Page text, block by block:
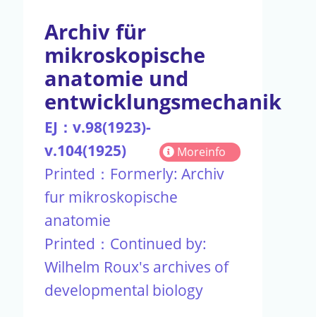
Archiv für
mikroskopische
anatomie und
entwicklungsmechanik
EJ：v.98(1923)-
v.104(1925)
Moreinfo
Printed：Formerly: Archiv
fur mikroskopische
anatomie
Printed：Continued by:
Wilhelm Roux's archives of
developmental biology